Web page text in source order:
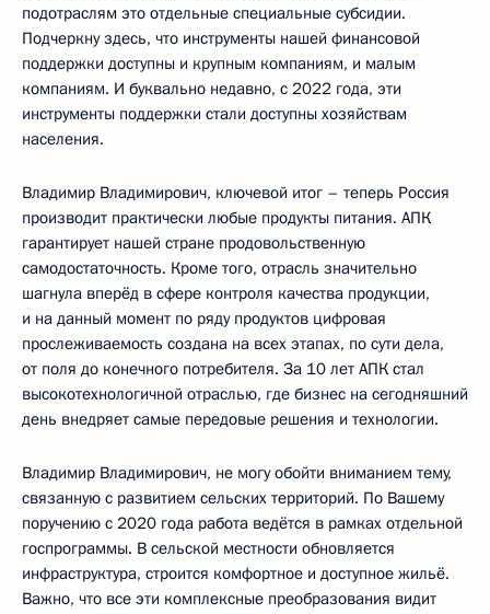
подотраслям это отдельные специальные субсидии.
Подчеркну здесь, что инструменты нашей финансовой
поддержки доступны и крупным компаниям, и малым
компаниям. И буквально недавно, с 2022 года, эти
инструменты поддержки стали доступны хозяйствам
населения.
Владимир Владимирович, ключевой итог – теперь Россия
производит практически любые продукты питания. АПК
гарантирует нашей стране продовольственную
самодостаточность. Кроме того, отрасль значительно
шагнула вперёд в сфере контроля качества продукции,
и на данный момент по ряду продуктов цифровая
прослеживаемость создана на всех этапах, по сути дела,
от поля до конечного потребителя. За 10 лет АПК стал
высокотехнологичной отраслью, где бизнес на сегодняшний
день внедряет самые передовые решения и технологии.
Владимир Владимирович, не могу обойти вниманием тему,
связанную с развитием сельских территорий. По Вашему
поручению с 2020 года работа ведётся в рамках отдельной
госпрограммы. В сельской местности обновляется
инфраструктура, строится комфортное и доступное жильё.
Важно, что все эти комплексные преобразования видит